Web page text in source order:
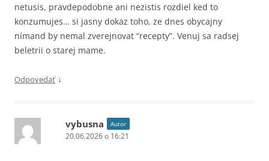
netusis, pravdepodobne ani nezistis rozdiel ked to
konzumujes… si jasny dokaz toho, ze dnes obycajny
nímand by nemal zverejnovat “recepty”. Venuj sa radsej
beletrii o starej mame.
Odpovedať ↓
vybusna Autor
20.06.2026 o 16:21